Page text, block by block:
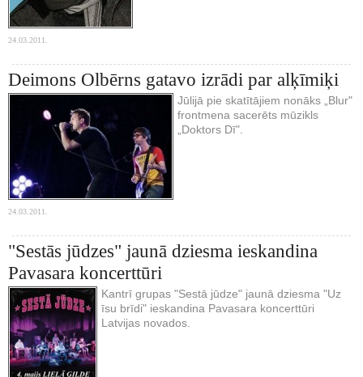
24.03.2011.
Deimons Olbērns gatavo izrādi par alķīmiķi
Jūlijā pie skatītājiem nonāks „Blur"
frontmena sacerēts mūzikls
„Doktors Dī".
24.03.2011.
"Sestās jūdzes" jaunā dziesma ieskandina
Pavasara koncerttūri
Kantrī grupas "Sestā jūdze" jaunā dziesma "Uz
īsu brīdi" ieskandina Pavasara koncerttūri
Latvijas novados.